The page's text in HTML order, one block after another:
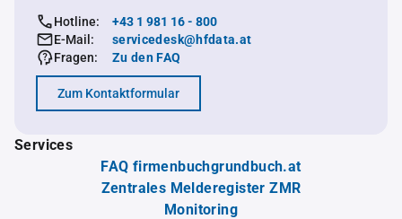
Hotline:
+43 1 981 16 - 800
E-Mail:
servicedesk@hfdata.at
Fragen:
Zu den FAQ
Zum Kontaktformular
Services
FAQ firmenbuchgrundbuch.at
Zentrales Melderegister ZMR
Monitoring